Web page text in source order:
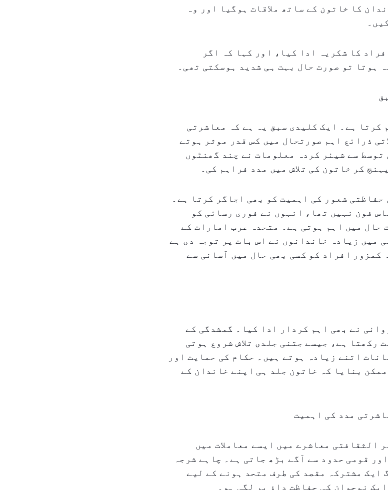
کا خاتون کے ساتھ ملاقات ہوگیا اور وہ
کا شکریہ ادا کیا، اور کہا کہ اگر
ہوتا تو صورت حال بہت ہی شدید ہوسکتی تھی۔
کرتا ہے۔ ایک کلیدی سبق یہ ہے کہ معاشرتی
ذرائع اہم صورتحال میں کس قدر موثر ہوتے
توسط سے شیئر کردہ معلومات نے چند گھنٹوں
کر خاتون کی تلاش میں مدد فراہم کی۔
حفاظتی شعور کی اہمیت کو بھی اجاگر کرتا ہے۔
فون نہیں تھا، انہوں نے فوری رسائی کو
حال میں اہم ہوتی ہے۔ متحدہ عرب امارات کے
میں زیادہ خاندانوں نے اس بات پر توجہ دی ہے
کمزور افراد کو کسی بھی حال میں آسانی سے
نے بھی اہم کردار ادا کیا۔ گمشدگی کے
رکھتا ہے، جیسے جتنی جلدی تلاش شروع ہوتی
اتنے زیادہ ہوتے ہیں۔ حکام کی حمایت اور
بنایا کہ خاتون جلد ہی اپنے خاندان کے
مدد کی اہمیت
الثقافتی معاشرے میں ایسے معاملات میں
قومی حدود سے آگے بڑھ جاتی ہے۔ چاہے شرجہ
ایک مشترکہ مقصد کی طرف متحد ہونے کے لیے
نوجوان کی حفاظت داؤ پر لگی ہو۔